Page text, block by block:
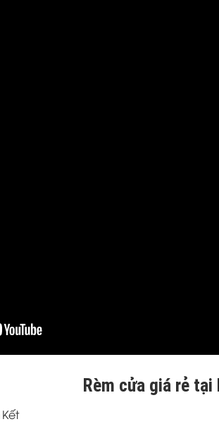
Rèm cửa giá rẻ tại